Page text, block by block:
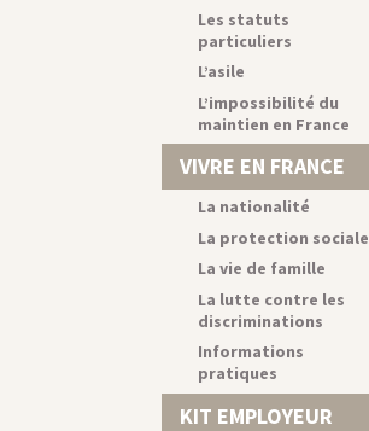
Les statuts
particuliers
L’asile
L’impossibilité du
maintien en France
VIVRE EN FRANCE
La nationalité
La protection sociale
La vie de famille
La lutte contre les
discriminations
Informations
pratiques
KIT EMPLOYEUR